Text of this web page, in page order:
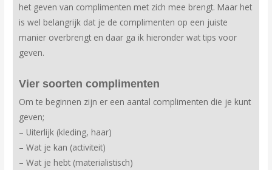
het geven van complimenten met zich mee brengt. Maar het
is wel belangrijk dat je de complimenten op een juiste
manier overbrengt en daar ga ik hieronder wat tips voor
geven.
Vier soorten complimenten
Om te beginnen zijn er een aantal complimenten die je kunt
geven;
– Uiterlijk (kleding, haar)
– Wat je kan (activiteit)
– Wat je hebt (materialistisch)